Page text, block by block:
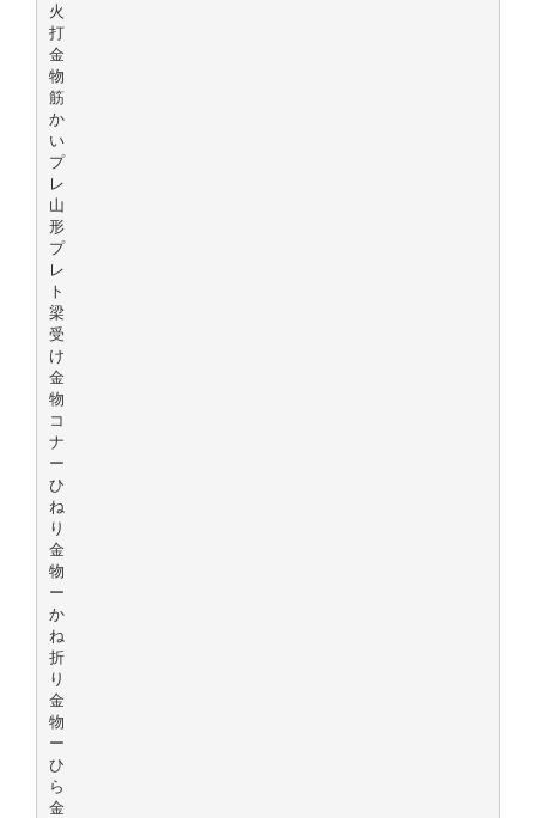
火
打
金
物
筋
か
い
プ
レ
山
形
プ
レ
ト
梁
受
け
金
物
コ
ナ
ー
ひ
ね
り
金
物
ー
か
ね
折
り
金
物
ー
ひ
ら
金